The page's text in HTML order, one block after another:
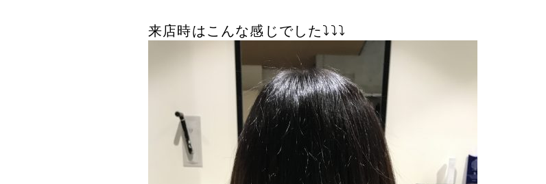
来店時はこんな感じでした⤵︎⤵︎⤵︎